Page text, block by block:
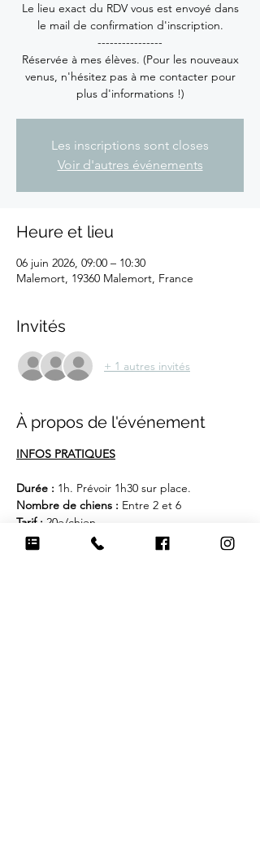
Le lieu exact du RDV vous est envoyé dans
le mail de confirmation d'inscription.
----------------
Réservée à mes élèves. (Pour les nouveaux
venus, n'hésitez pas à me contacter pour
plus d'informations !)
Les inscriptions sont closes
Voir d'autres événements
Heure et lieu
06 juin 2026, 09:00 – 10:30
Malemort, 19360 Malemort, France
Invités
+ 1 autres invités
À propos de l'événement
INFOS PRATIQUES
Durée : 1h. Prévoir 1h30 sur place.
Nombre de chiens : Entre 2 et 6
Tarif : 20e/chien
Equipements : Chaussures et tenue